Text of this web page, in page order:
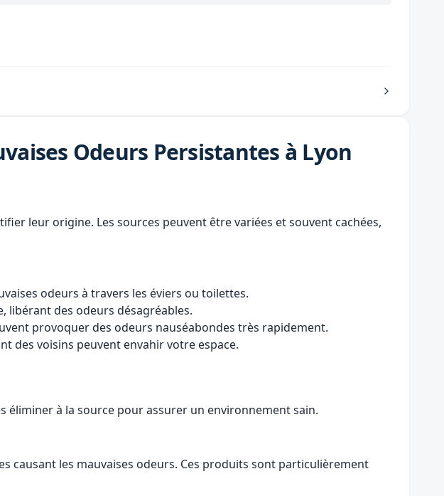
Odeurs Persistantes à Lyon
leur origine. Les sources peuvent être variées et souvent cachées,
odeurs à travers les éviers ou toilettes.
libérant des odeurs désagréables.
provoquer des odeurs nauséabondes très rapidement.
des voisins peuvent envahir votre espace.
éliminer à la source pour assurer un environnement sain.
causant les mauvaises odeurs. Ces produits sont particulièrement